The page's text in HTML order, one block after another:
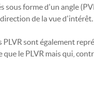
sous forme d'un angle
de la vue d'intérêt.
PLVR sont également
que le PLVR mais qui,